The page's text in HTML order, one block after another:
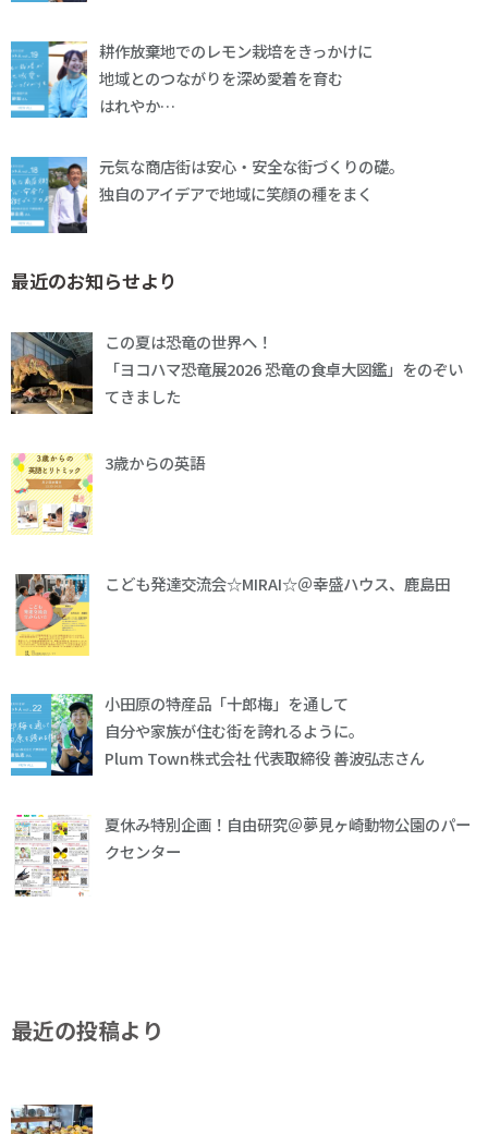
耕作放棄地でのレモン栽培をきっかけに
地域とのつながりを深め愛着を育む
はれやか…
元気な商店街は安心・安全な街づくりの礎。
独自のアイデアで地域に笑顔の種をまく
最近のお知らせより
この夏は恐竜の世界へ！
「ヨコハマ恐竜展2026 恐竜の食卓大図鑑」をのぞい
てきました
3歳からの英語
こども発達交流会☆MIRAI☆＠幸盛ハウス、鹿島田
小田原の特産品「十郎梅」を通して
自分や家族が住む街を誇れるように。
Plum Town株式会社 代表取締役 善波弘志さん
夏休み特別企画！自由研究＠夢見ヶ崎動物公園のパー
クセンター
最近の投稿より